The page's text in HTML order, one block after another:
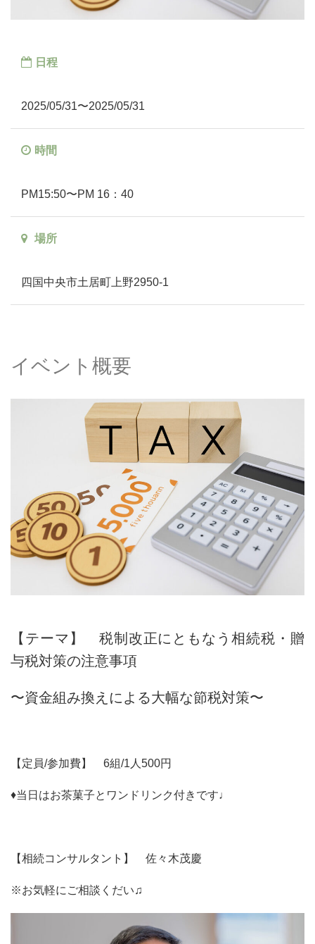
日程
2025/05/31〜2025/05/31
時間
PM15:50〜PM 16：40
場所
四国中央市土居町上野2950-1
イベント概要
【テーマ】 税制改正にともなう相続税・贈
与税対策の注意事項
〜資金組み換えによる大幅な節税対策〜
【定員/参加費】 6組/1人500円
♦︎当日はお茶菓子とワンドリンク付きです♩
【相続コンサルタント】 佐々木茂慶
※お気軽にご相談くだい♫